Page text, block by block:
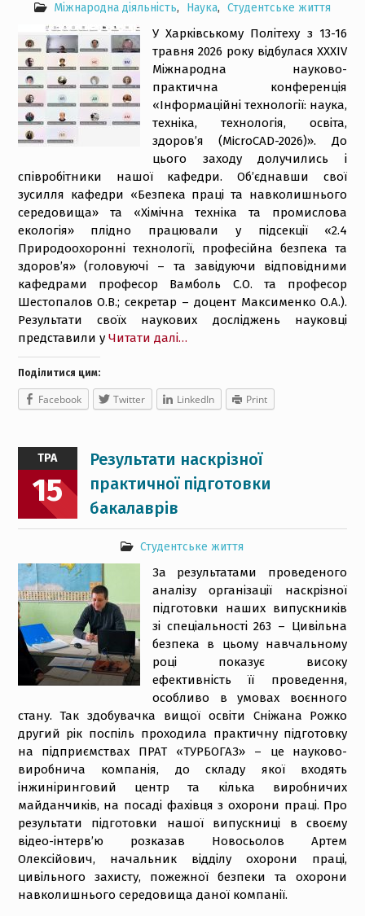
Міжнародна діяльність, Наука, Студентське життя
У Харківському Політеху з 13-16
травня 2026 року відбулася XXXIV
Міжнародна науково-
практична конференція
«Інформаційні технології: наука,
техніка, технологія, освіта,
здоров’я (MicroCAD-2026)». До
цього заходу долучились і
співробітники нашої кафедри. Об’єднавши свої
зусилля кафедри «Безпека праці та навколишнього
середовища» та «Хімічна техніка та промислова
екологія» плідно працювали у підсекції «2.4
Природоохоронні технології, професійна безпека та
здоров’я» (головуючі – та завідуючи відповідними
кафедрами професор Вамболь С.О. та професор
Шестопалов О.В.; секретар – доцент Максименко О.А.).
Результати своїх наукових досліджень науковці
представили у Читати далі…
Поділитися цим:
Facebook Twitter LinkedIn Print
ТРА
15
Результати наскрізної
практичної підготовки
бакалаврів
Студентське життя
За результатами проведеного
аналізу організації наскрізної
підготовки наших випускників
зі спеціальності 263 – Цивільна
безпека в цьому навчальному
році показує високу
ефективність її проведення,
особливо в умовах воєнного
стану. Так здобувачка вищої освіти Сніжана Рожко
другий рік поспіль проходила практичну підготовку
на підприємствах ПРАТ «ТУРБОГАЗ» – це науково-
виробнича компанія, до складу якої входять
інжиніринговий центр та кілька виробничих
майданчиків, на посаді фахівця з охорони праці. Про
результати підготовки нашої випускниці в своєму
відео-інтерв’ю розказав Новосьолов Артем
Олексійович, начальник відділу охорони праці,
цивільного захисту, пожежної безпеки та охорони
навколишнього середовища даної компанії.